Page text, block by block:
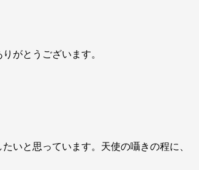
がとうございます。
いと思っています。天使の囁きの程に、